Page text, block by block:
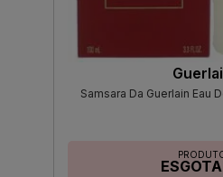
Samsara Da Guerlain Eau